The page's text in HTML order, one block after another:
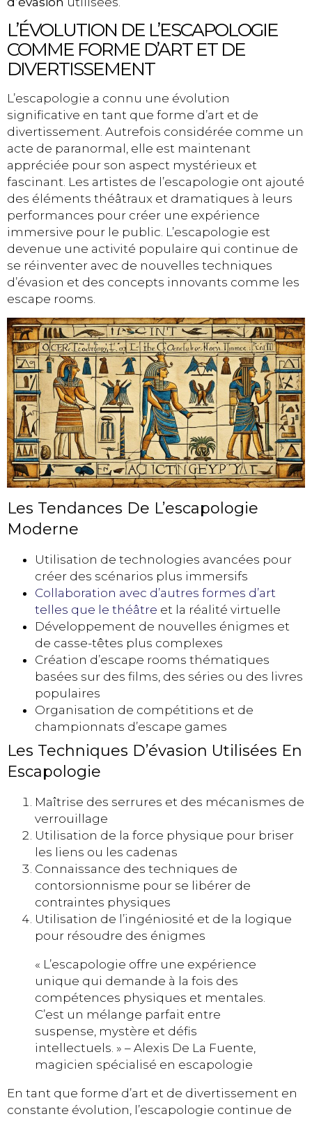
L’ÉVOLUTION DE L’ESCAPOLOGIE
COMME FORME D’ART ET DE
DIVERTISSEMENT
L’escapologie a connu une évolution
significative en tant que forme d’art et de
divertissement. Autrefois considérée comme un
acte de paranormal, elle est maintenant
appréciée pour son aspect mystérieux et
fascinant. Les artistes de l’escapologie ont ajouté
des éléments théâtraux et dramatiques à leurs
performances pour créer une expérience
immersive pour le public. L’escapologie est
devenue une activité populaire qui continue de
se réinventer avec de nouvelles techniques
d’évasion et des concepts innovants comme les
escape rooms.
Les Tendances De L’escapologie
Moderne
Utilisation de technologies avancées pour
créer des scénarios plus immersifs
Collaboration avec d’autres formes d’art
telles que le théâtre et la réalité virtuelle
Développement de nouvelles énigmes et
de casse-têtes plus complexes
Création d’escape rooms thématiques
basées sur des films, des séries ou des livres
populaires
Organisation de compétitions et de
championnats d’escape games
Les Techniques D’évasion Utilisées En
Escapologie
Maîtrise des serrures et des mécanismes de
verrouillage
Utilisation de la force physique pour briser
les liens ou les cadenas
Connaissance des techniques de
contorsionnisme pour se libérer de
contraintes physiques
Utilisation de l’ingéniosité et de la logique
pour résoudre des énigmes
« L’escapologie offre une expérience
unique qui demande à la fois des
compétences physiques et mentales.
C’est un mélange parfait entre
suspense, mystère et défis
intellectuels. » – Alexis De La Fuente,
magicien spécialisé en escapologie
En tant que forme d’art et de divertissement en
constante évolution, l’escapologie continue de